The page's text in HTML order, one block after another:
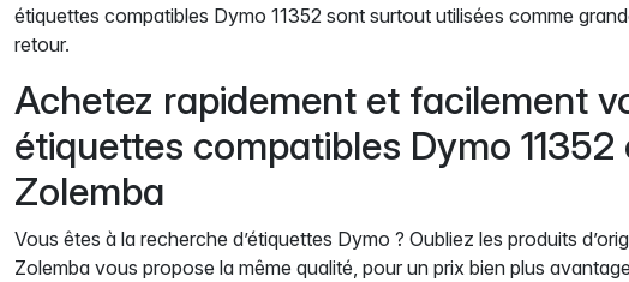
étiquettes compatibles Dymo 11352 sont surtout utilisées comme
retour.
Achetez rapidement et facilement
étiquettes compatibles Dymo 11352
Zolemba
Vous êtes à la recherche d’étiquettes Dymo ? Oubliez les produits
Zolemba vous propose la même qualité, pour un prix bien plus